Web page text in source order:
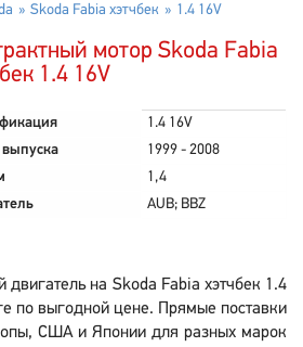
Skoda Fabia хэтчбек 1.4 16V
мотор Skoda Fabia
1.4 16V
1.4 16V
1999 - 2008
1,4
AUB; BBZ
двигатель на Skoda Fabia хэтчбек 1.4
по выгодной цене. Прямые поставки
США и Японии для разных марок